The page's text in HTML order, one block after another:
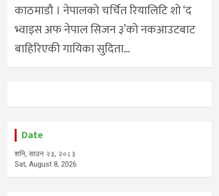
काठमाडौ । नेपालको चर्चित रियालिटि शो ‘द
भ्वाइस अफ नेपाल सिजन ३’को नकआउटबाट
बाहिरिएकी गायिका सुदिता…
Date
शनि, साउन २३, २०८३
Sat, August 8, 2026